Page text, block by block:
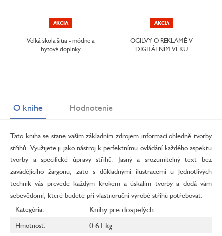
AKCIA
Veľká škola šitia - módne a
bytové doplnky
AKCIA
OGILVY O REKLAMĚ V
DIGITÁLNÍM VĚKU
O knihe Hodnotenie
Tato kniha se stane vaším základním zdrojem informací ohledně tvorby
střihů. Využijete ji jako nástroj k perfektnímu ovládání každého aspektu
tvorby a specifické úpravy střihů. Jasný a srozumitelný text bez
zavádějícího žargonu, zato s důkladnými ilustracemi u jednotlivých
technik vás provede každým krokem a úskalím tvorby a dodá vám
sebevědomí, které budete při vlastnoruční výrobě střihů potřebovat.
Kategória: Knihy pre dospelých
Hmotnosť: 0.61 kg